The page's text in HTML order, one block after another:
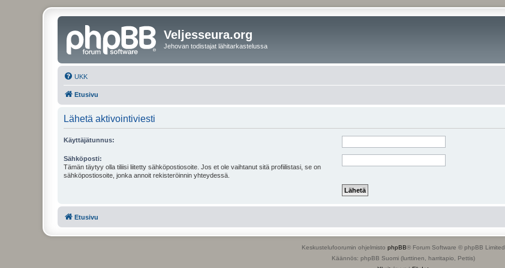
Veljesseura.org
Jehovan todistajat lähitarkastelussa
UKK
Etusivu
Lähetä aktivointiviesti
Käyttäjätunnus:
Sähköposti:
Tämän täytyy olla tiliisi liitetty sähköpostiosoite. Jos et ole vaihtanut sitä profiilistasi, se on
sähköpostiosoite, jonka annoit rekisteröinnin yhteydessä.
Etusivu
Keskustelufoorumin ohjelmisto phpBB® Forum Software © phpBB Limited
Käännös: phpBB Suomi (lurttinen, harritapio, Pettis)